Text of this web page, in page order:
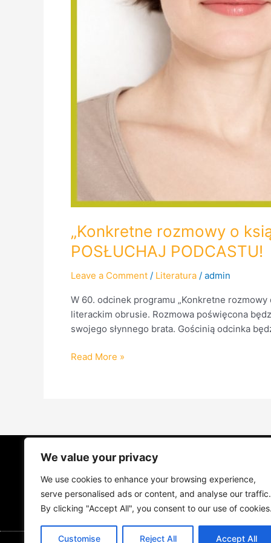
We value your privacy
We use cookies to enhance your browsing experience,
serve personalised ads or content, and analyse our traffic.
By clicking "Accept All", you consent to our use of cookies.
Customise Reject All Accept All
„Konkretne rozmowy o
POSŁUCHAJ PODCASTU!
Leave a Comment / Literatura / admin
W 60. odcinek programu „Konkretne
literackim obrusie. Rozmowa poświęcona
swojego słynnego brata. Gościnią odcinka
Read More »
STRONA GŁÓWNA
MUZYKA I KONCERTY KONTAKT